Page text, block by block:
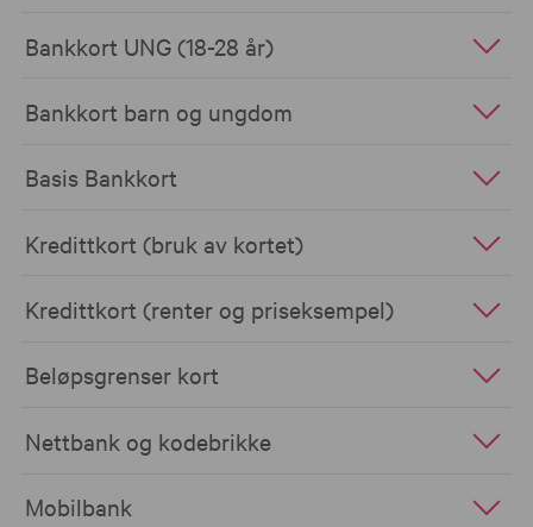
Bankkort UNG (18-28 år)
Bankkort barn og ungdom
Basis Bankkort
Kredittkort (bruk av kortet)
Kredittkort (renter og priseksempel)
Beløpsgrenser kort
Nettbank og kodebrikke
Mobilbank